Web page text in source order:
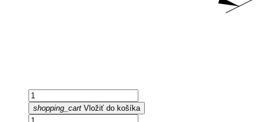
shopping_cart Vložiť do košíka